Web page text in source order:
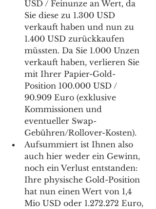
USD / Feinunze an Wert, da
Sie diese zu 1.300 USD
verkauft haben und nun zu
1.400 USD zurückkaufen
müssten. Da Sie 1.000 Unzen
verkauft haben, verlieren Sie
mit Ihrer Papier-Gold-
Position 100.000 USD /
90.909 Euro (exklusive
Kommissionen und
eventueller Swap-
Gebühren/Rollover-Kosten).
Aufsummiert ist Ihnen also
auch hier weder ein Gewinn,
noch ein Verlust entstanden:
Ihre physische Gold-Position
hat nun einen Wert von 1,4
Mio USD oder 1.272.272 Euro,